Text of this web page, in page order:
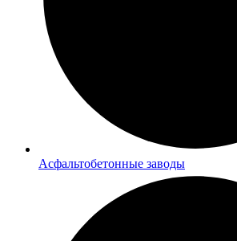
Асфальтобетонные заводы